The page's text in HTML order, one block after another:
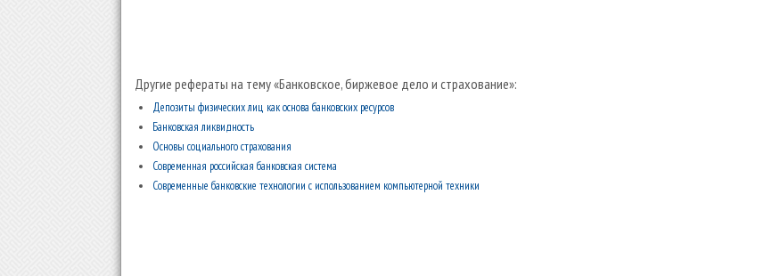
Другие рефераты на тему «Банковское, биржевое дело и страхование»:
Депозиты физических лиц как основа банковских ресурсов
Банковская ликвидность
Основы социального страхования
Современная российская банковская система
Современные банковские технологии с использованием компьютерной техники